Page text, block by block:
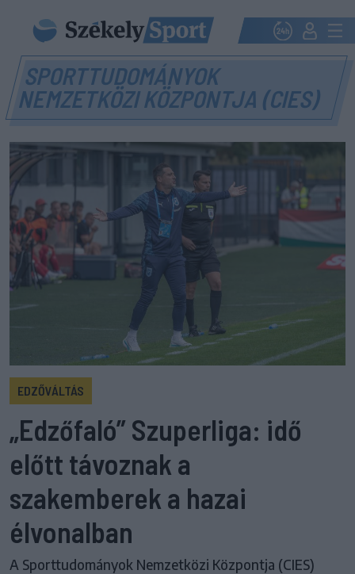
SPORTTUDOMÁNYOK
NEMZETKÖZI KÖZPONTJA (CIES)
EDZŐVÁLTÁS
„Edzőfaló” Szuperliga: idő
előtt távoznak a
szakemberek a hazai
élvonalban
A Sporttudományok Nemzetközi Központja (CIES)